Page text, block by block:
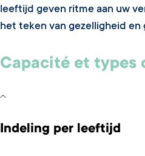
leeftijd geven ritme aan uw
het teken van gezelligheid en
Capacité et types
Indeling per leeftijd